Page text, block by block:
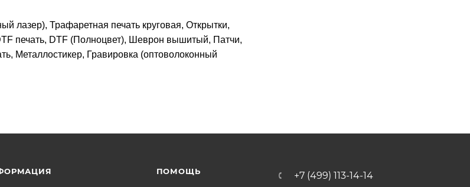
лазер), Трафаретная печать круговая, Открытки,
печать, DTF (Полноцвет), Шеврон вышитый, Патчи,
Металлостикер, Гравировка (оптоволоконный
ПОМОЩЬ +7 (499) 113-14-14